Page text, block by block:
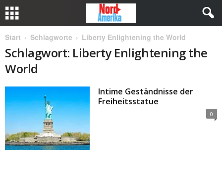
Start Schlagworte Liberty Enlightening the World
Schlagwort: Liberty Enlightening the
World
Intime Geständnisse der
Freiheitsstatue
0